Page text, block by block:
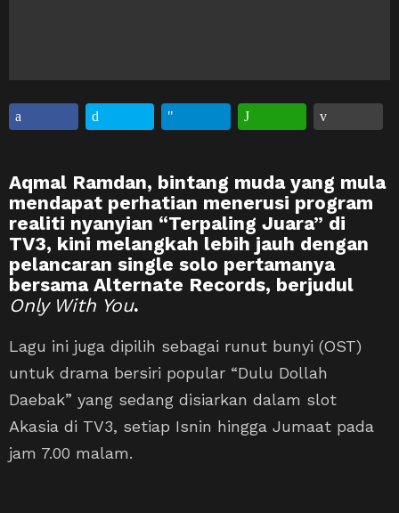
Aqmal Ramdan, bintang muda yang mula
mendapat perhatian menerusi program
realiti nyanyian “Terpaling Juara” di
TV3, kini melangkah lebih jauh dengan
pelancaran single solo pertamanya
bersama Alternate Records, berjudul
Only With You.
Lagu ini juga dipilih sebagai runut bunyi (OST)
untuk drama bersiri popular “Dulu Dollah
Daebak” yang sedang disiarkan dalam slot
Akasia di TV3, setiap Isnin hingga Jumaat pada
jam 7.00 malam.